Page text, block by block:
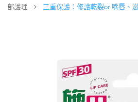
部護理
三重保護：修護乾裂or 嘴唇、